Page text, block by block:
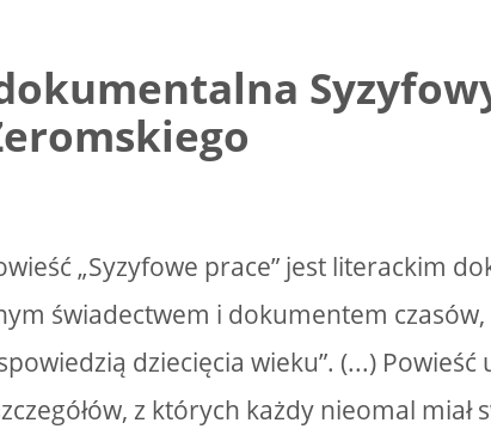
„Syzyfowe prace” jest literackim
świadectwem i dokumentem
dziecięcia wieku”. (...) Powieść
z których każdy nieomal miał